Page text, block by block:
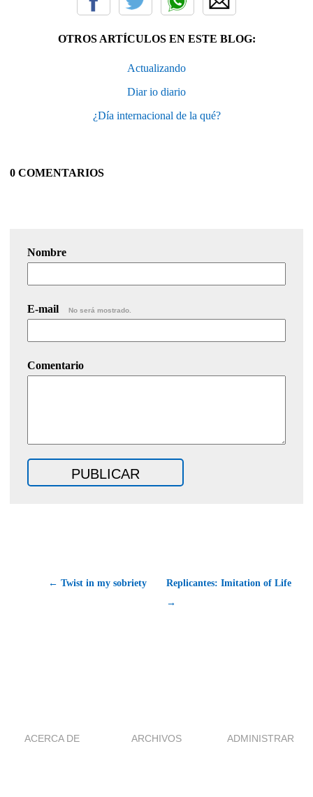
OTROS ARTÍCULOS EN ESTE BLOG:
Actualizando
Diar io diario
¿Día internacional de la qué?
0 COMENTARIOS
Nombre
E-mail No será mostrado.
Comentario
← Twist in my sobriety
Replicantes: Imitation of Life
→
ACERCA DE ARCHIVOS ADMINISTRAR